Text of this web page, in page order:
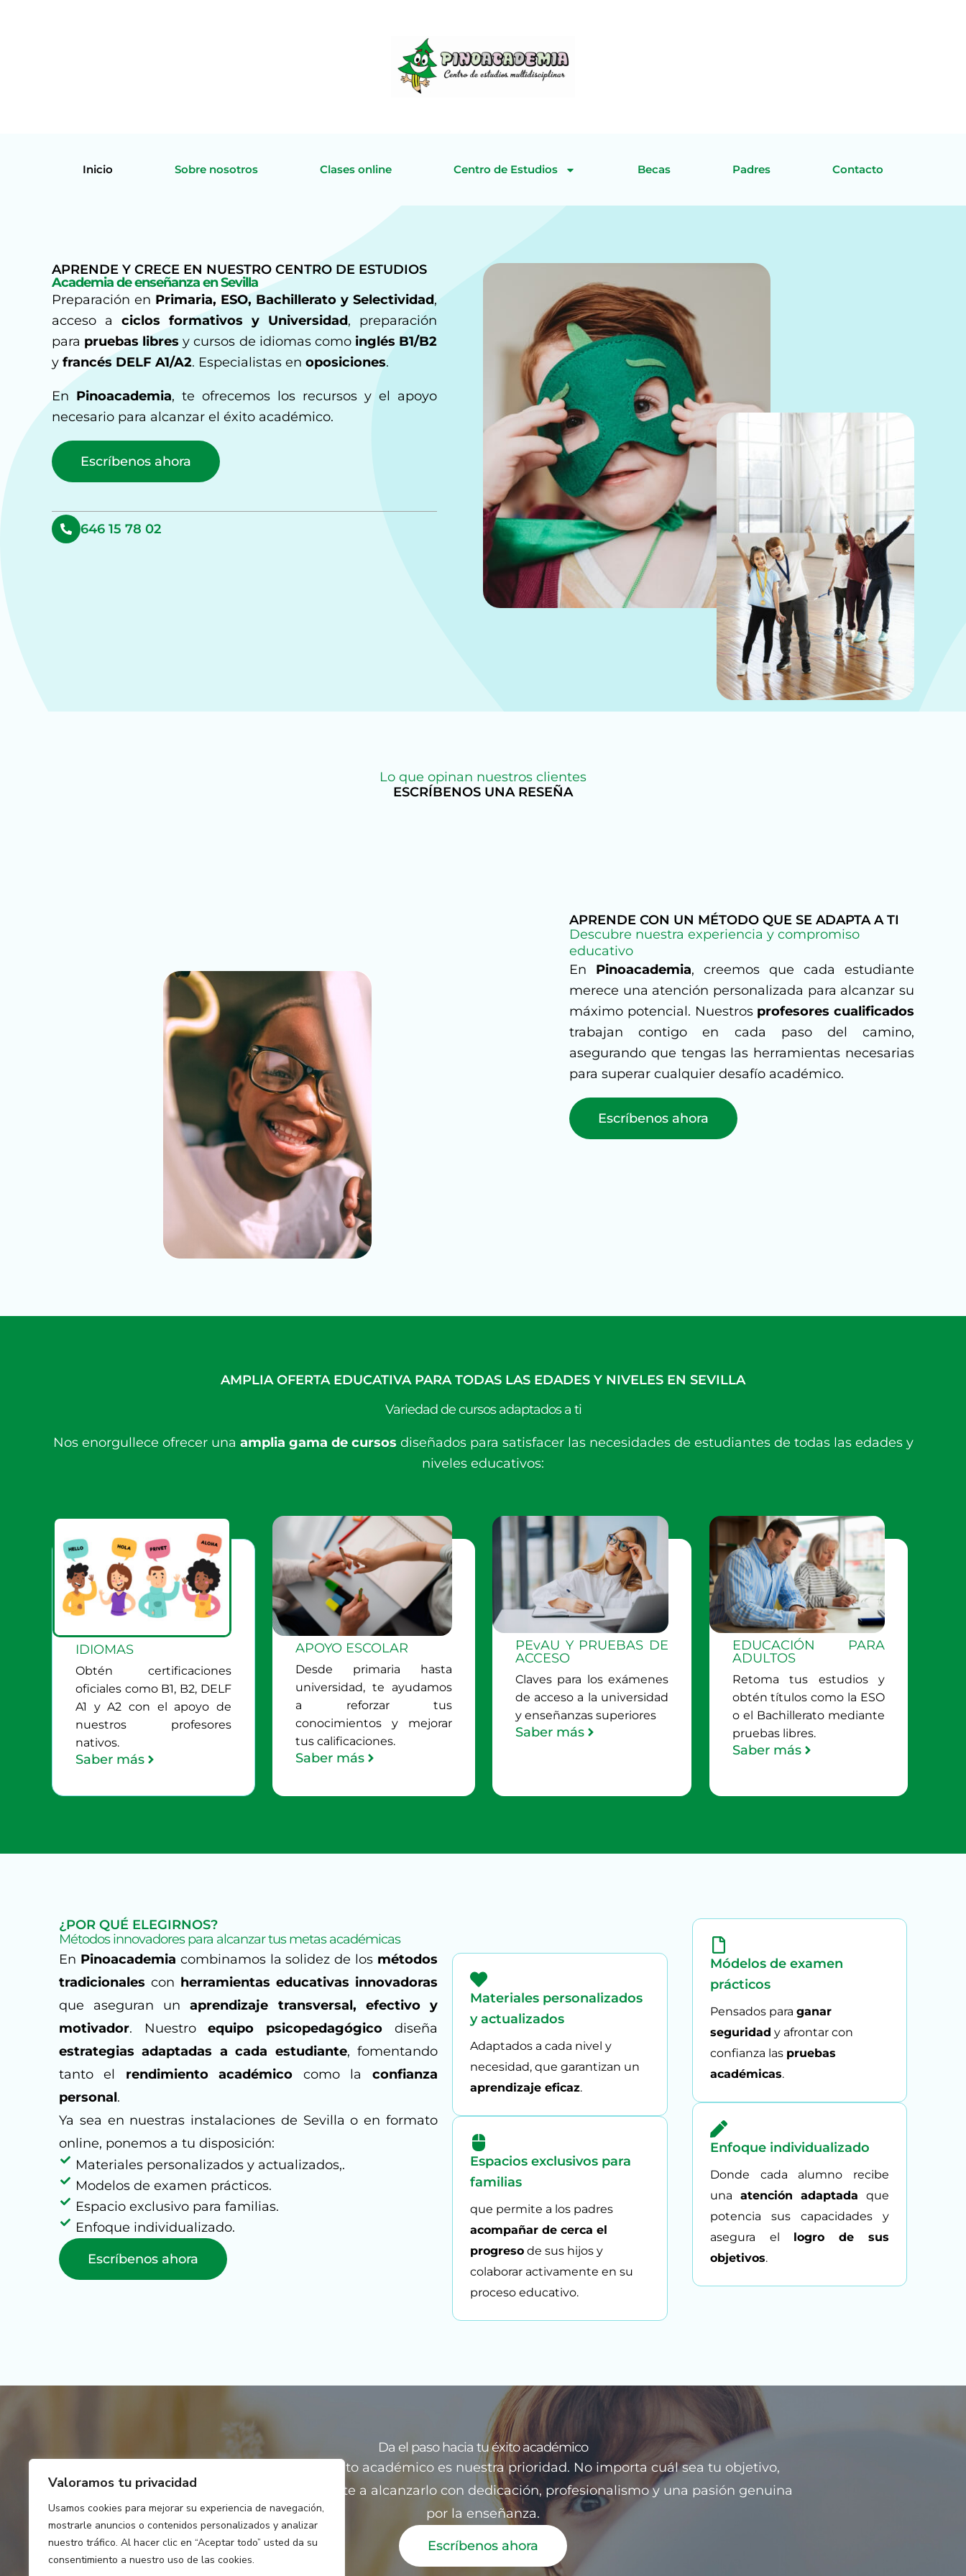
Valoramos tu privacidad
Usamos cookies para mejorar su experiencia de navegación,
mostrarle anuncios o contenidos personalizados y analizar
nuestro tráfico. Al hacer clic en “Aceptar todo” usted da su
consentimiento a nuestro uso de las cookies.
Inicio Sobre nosotros Clases online Centro de Estudios Becas Padres Contacto
APRENDE Y CRECE EN NUESTRO CENTRO DE ESTUDIOS
Academia de enseñanza en Sevilla
Preparación en Primaria, ESO, Bachillerato y Selectividad,
acceso a ciclos formativos y Universidad, preparación
para pruebas libres y cursos de idiomas como inglés B1/B2
y francés DELF A1/A2. Especialistas en oposiciones.
En Pinoacademia, te ofrecemos los recursos y el apoyo
necesario para alcanzar el éxito académico.
Escríbenos ahora
646 15 78 02
Lo que opinan nuestros clientes
ESCRÍBENOS UNA RESEÑA
APRENDE CON UN MÉTODO QUE SE ADAPTA A TI
Descubre nuestra experiencia y compromiso
educativo
En Pinoacademia, creemos que cada estudiante
merece una atención personalizada para alcanzar su
máximo potencial. Nuestros profesores cualificados
trabajan contigo en cada paso del camino,
asegurando que tengas las herramientas necesarias
para superar cualquier desafío académico.
Escríbenos ahora
AMPLIA OFERTA EDUCATIVA PARA TODAS LAS EDADES Y NIVELES EN SEVILLA
Variedad de cursos adaptados a ti
Nos enorgullece ofrecer una amplia gama de cursos diseñados para satisfacer las necesidades de estudiantes de todas las edades y
niveles educativos:
IDIOMAS
Obtén certificaciones
oficiales como B1, B2, DELF
A1 y A2 con el apoyo de
nuestros profesores
nativos.
Saber más
APOYO ESCOLAR
Desde primaria hasta
universidad, te ayudamos
a reforzar tus
conocimientos y mejorar
tus calificaciones.
Saber más
PEvAU Y PRUEBAS DE
ACCESO
Claves para los exámenes
de acceso a la universidad
y enseñanzas superiores
Saber más
EDUCACIÓN PARA
ADULTOS
Retoma tus estudios y
obtén títulos como la ESO
o el Bachillerato mediante
pruebas libres.
Saber más
¿POR QUÉ ELEGIRNOS?
Métodos innovadores para alcanzar tus metas académicas
En Pinoacademia combinamos la solidez de los métodos
tradicionales con herramientas educativas innovadoras
que aseguran unaprendizaje transversal, efectivo y
motivador. Nuestroequipo psicopedagógico diseña
estrategias adaptadas a cada estudiante, fomentando
tanto el rendimiento académico como la confianza
personal.
Ya sea en nuestras instalaciones de Sevilla o en formato
online, ponemos a tu disposición:
Materiales personalizados y actualizados,.
Modelos de examen prácticos.
Espacio exclusivo para familias.
Enfoque individualizado.
Escríbenos ahora
Materiales personalizados
y actualizados
Adaptados a cada nivel y
necesidad, que garantizan un
aprendizaje eficaz.
Espacios exclusivos para
familias
que permite a los padres
acompañar de cerca el
progresode sus hijos y
colaborar activamente en su
proceso educativo.
Módelos de examen
prácticos
Pensados paraganar
seguridad y afrontar con
confianza las pruebas
académicas.
Enfoque individualizado
Donde cada alumno recibe
una atención adaptada que
potencia sus capacidades y
asegura el logro de sus
objetivos.
Da el paso hacia tu éxito académico
, tu éxito académico es nuestra prioridad. No importa cuál sea tu objetivo,
estamos aquí para ayudarte a alcanzarlo con dedicación, profesionalismo y una pasión genuina
por la enseñanza.
Escríbenos ahora